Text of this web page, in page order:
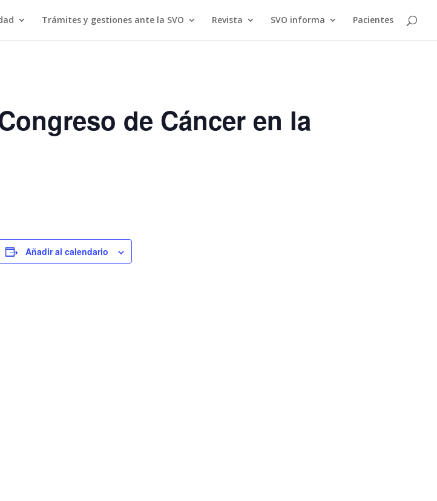
Trámites y gestiones ante la SVO Revista SVO informa Pacientes
de Cáncer en la
Añadir al calendario